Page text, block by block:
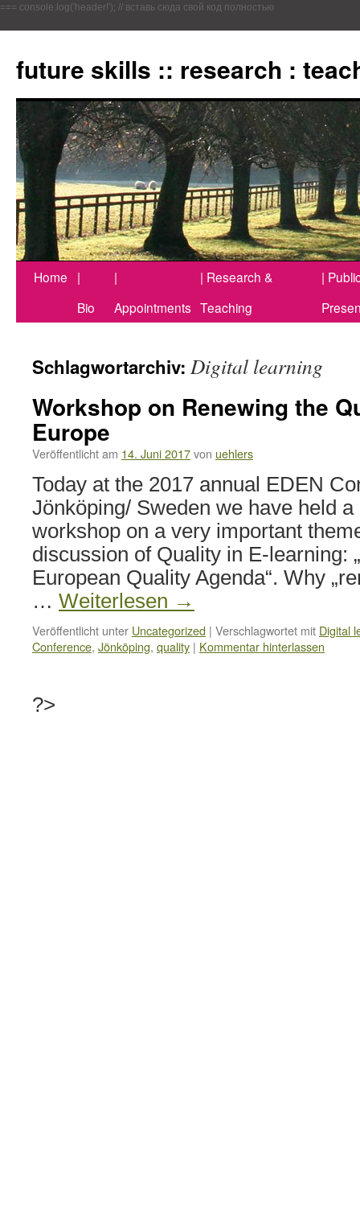
=== console.log('header!'); // вставь сюда свой код полностью
springen
future skills :: research :
Home
|
Bio
|
Appointments
| Research &
Teaching
|
Schlagwortarchiv: Digital learning
Workshop on Renewing the
Europe
Veröffentlicht am 14. Juni 2017von uehlers
Today at the 2017 annual EDEN
Jönköping/ Sweden we have held
workshop on a very important
discussion of Quality in E-learning:
European Quality Agenda“. Why
… Weiterlesen →
Veröffentlicht unter Uncategorized | Verschlagwortet mit Digital
Conference, Jönköping, quality | Kommentar hinterlassen
?>